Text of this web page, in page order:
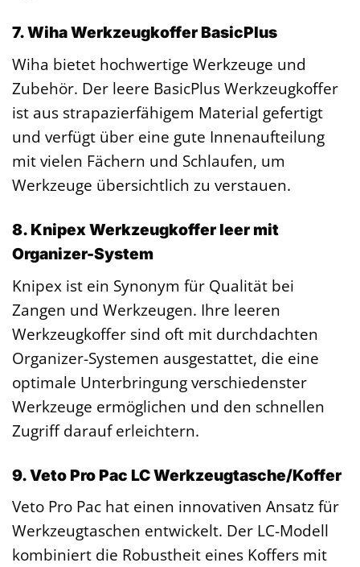
7. Wiha Werkzeugkoffer BasicPlus
Wiha bietet hochwertige Werkzeuge und
Zubehör. Der leere BasicPlus Werkzeugkoffer
ist aus strapazierfähigem Material gefertigt
und verfügt über eine gute Innenaufteilung
mit vielen Fächern und Schlaufen, um
Werkzeuge übersichtlich zu verstauen.
8. Knipex Werkzeugkoffer leer mit
Organizer-System
Knipex ist ein Synonym für Qualität bei
Zangen und Werkzeugen. Ihre leeren
Werkzeugkoffer sind oft mit durchdachten
Organizer-Systemen ausgestattet, die eine
optimale Unterbringung verschiedenster
Werkzeuge ermöglichen und den schnellen
Zugriff darauf erleichtern.
9. Veto Pro Pac LC Werkzeugtasche/Koffer
Veto Pro Pac hat einen innovativen Ansatz für
Werkzeugtaschen entwickelt. Der LC-Modell
kombiniert die Robustheit eines Koffers mit